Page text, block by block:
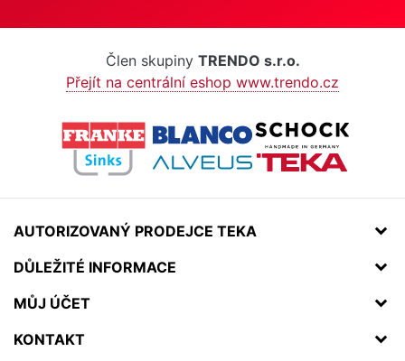
Člen skupiny TRENDO s.r.o.
Přejít na centrální eshop www.trendo.cz
AUTORIZOVANÝ PRODEJCE TEKA
DŮLEŽITÉ INFORMACE
MŮJ ÚČET
KONTAKT